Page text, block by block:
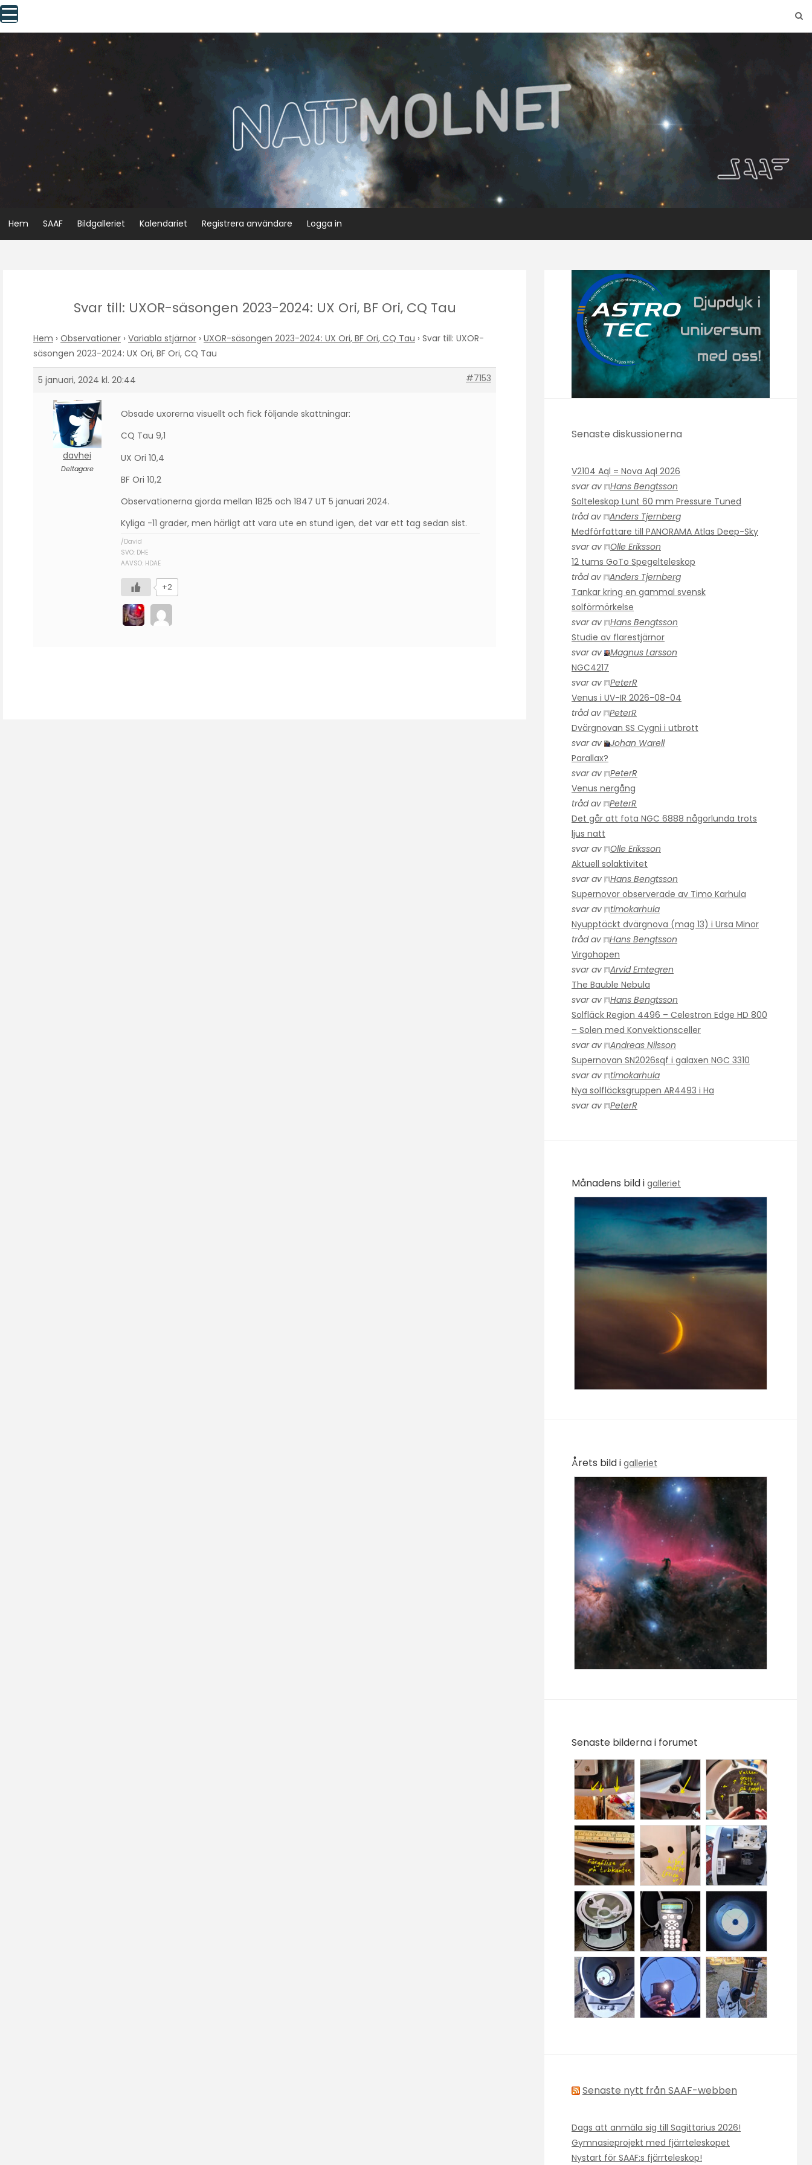
Skip
to
content
Hem SAAF Bildgalleriet Kalendariet Registrera användare Logga in
Svar till: UXOR-säsongen 2023-2024: UX Ori, BF Ori, CQ Tau
Hem › Observationer › Variabla stjärnor › UXOR-säsongen 2023-2024: UX Ori, BF Ori, CQ Tau › Svar till: UXOR-
säsongen 2023-2024: UX Ori, BF Ori, CQ Tau
5 januari, 2024 kl. 20:44 #7153
davhei
Deltagare
Obsade uxorerna visuellt och fick följande skattningar:
CQ Tau 9,1
UX Ori 10,4
BF Ori 10,2
Observationerna gjorda mellan 1825 och 1847 UT 5 januari 2024.
Kyliga -11 grader, men härligt att vara ute en stund igen, det var ett tag sedan sist.
/David
SVO: DHE
AAVSO: HDAE
+2
Senaste diskussionerna
V2104 Aql = Nova Aql 2026
svar av
Hans Bengtsson
Solteleskop Lunt 60 mm Pressure Tuned
tråd av
Anders Tjernberg
Medförfattare till PANORAMA Atlas Deep-Sky
svar av
Olle Eriksson
12 tums GoTo Spegelteleskop
tråd av
Anders Tjernberg
Tankar kring en gammal svensk
solförmörkelse
svar av
Hans Bengtsson
Studie av flarestjärnor
svar av
Magnus Larsson
NGC4217
svar av
PeterR
Venus i UV-IR 2026-08-04
tråd av
PeterR
Dvärgnovan SS Cygni i utbrott
svar av
Johan Warell
Parallax?
svar av
PeterR
Venus nergång
tråd av
PeterR
Det går att fota NGC 6888 någorlunda trots
ljus natt
svar av
Olle Eriksson
Aktuell solaktivitet
svar av
Hans Bengtsson
Supernovor observerade av Timo Karhula
svar av
timokarhula
Nyupptäckt dvärgnova (mag 13) i Ursa Minor
tråd av
Hans Bengtsson
Virgohopen
svar av
Arvid Emtegren
The Bauble Nebula
svar av
Hans Bengtsson
Solfläck Region 4496 – Celestron Edge HD 800
– Solen med Konvektionsceller
svar av
Andreas Nilsson
Supernovan SN2026sqf i galaxen NGC 3310
svar av
timokarhula
Nya solfläcksgruppen AR4493 i Ha
svar av
PeterR
Månadens bild i galleriet
Årets bild i galleriet
Senaste bilderna i forumet
Senaste nytt från SAAF-webben
Dags att anmäla sig till Sagittarius 2026!
Gymnasieprojekt med fjärrteleskopet
Nystart för SAAF:s fjärrteleskop!